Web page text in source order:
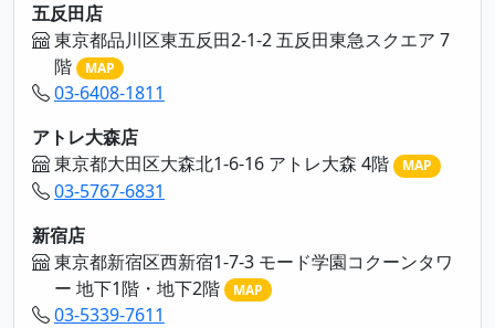
五反田店
東京都品川区東五反田2-1-2 五反田東急スクエア 7
階
MAP
03-6408-1811
アトレ大森店
東京都大田区大森北1-6-16 アトレ大森 4階
MAP
03-5767-6831
新宿店
東京都新宿区西新宿1-7-3 モード学園コクーンタワ
ー 地下1階・地下2階
MAP
03-5339-7611